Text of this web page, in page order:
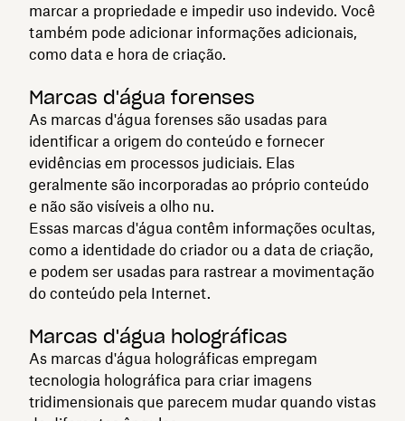
marcar a propriedade e impedir uso indevido. Você
também pode adicionar informações adicionais,
como data e hora de criação.
Marcas d'água forenses
As marcas d'água forenses são usadas para
identificar a origem do conteúdo e fornecer
evidências em processos judiciais. Elas
geralmente são incorporadas ao próprio conteúdo
e não são visíveis a olho nu.
Essas marcas d'água contêm informações ocultas,
como a identidade do criador ou a data de criação,
e podem ser usadas para rastrear a movimentação
do conteúdo pela Internet.
Marcas d'água holográficas
As marcas d'água holográficas empregam
tecnologia holográfica para criar imagens
tridimensionais que parecem mudar quando vistas